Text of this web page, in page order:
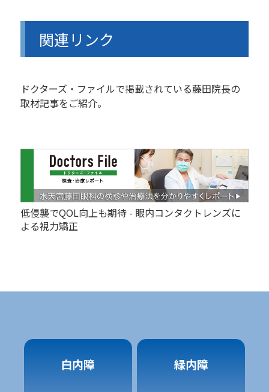
関連リンク
ドクターズ・ファイルで掲載されている藤田院長の
取材記事をご紹介。
低侵襲でQOL向上も期待 - 眼内コンタクトレンズに
よる視力矯正
白内障 緑内障